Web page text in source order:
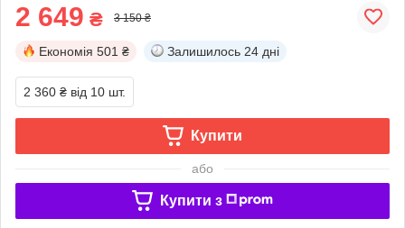
2 649 ₴ 3 150 ₴
Економія 501 ₴ Залишилось 24 дні
2 360 ₴ від 10 шт.
Купити
або
Купити з